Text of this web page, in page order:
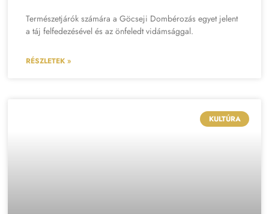
Természetjárók számára a Göcseji Dombérozás egyet jelent
a táj felfedezésével és az önfeledt vidámsággal.
RÉSZLETEK »
KULTÚRA